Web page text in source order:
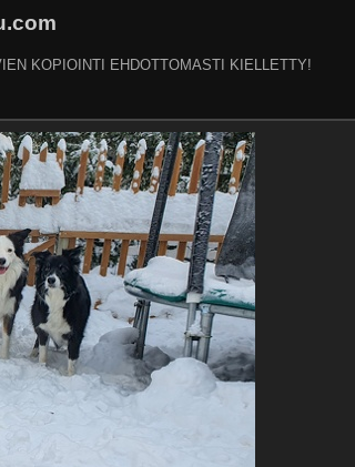
KOPIOINTI EHDOTTOMASTI KIELLETTY!